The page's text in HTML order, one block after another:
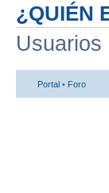
¿QUIÉN
Portal • Foro